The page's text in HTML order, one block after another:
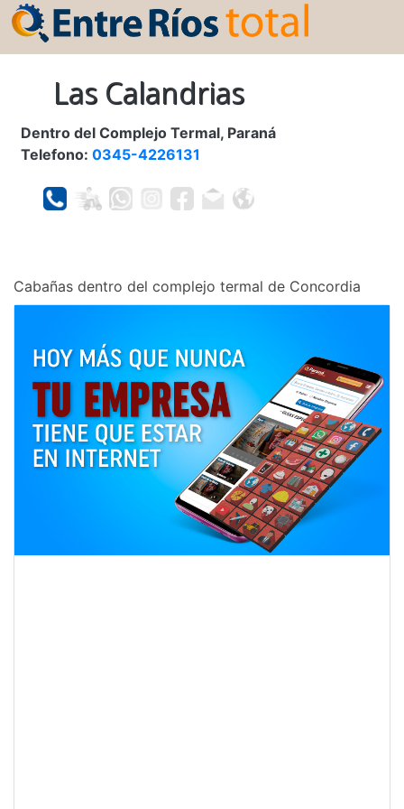
Las Calandrias
Dentro del Complejo Termal, Paraná
Telefono: 0345-4226131
Cabañas dentro del complejo termal de Concordia